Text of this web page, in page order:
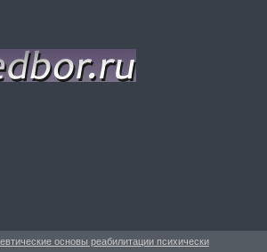
основы реабилитации психически